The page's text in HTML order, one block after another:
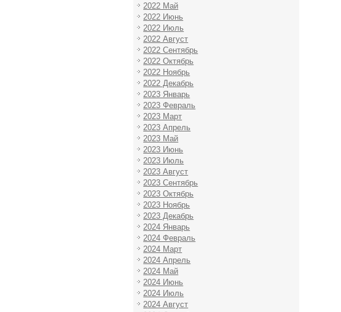
2022 Май
2022 Июнь
2022 Июль
2022 Август
2022 Сентябрь
2022 Октябрь
2022 Ноябрь
2022 Декабрь
2023 Январь
2023 Февраль
2023 Март
2023 Апрель
2023 Май
2023 Июнь
2023 Июль
2023 Август
2023 Сентябрь
2023 Октябрь
2023 Ноябрь
2023 Декабрь
2024 Январь
2024 Февраль
2024 Март
2024 Апрель
2024 Май
2024 Июнь
2024 Июль
2024 Август